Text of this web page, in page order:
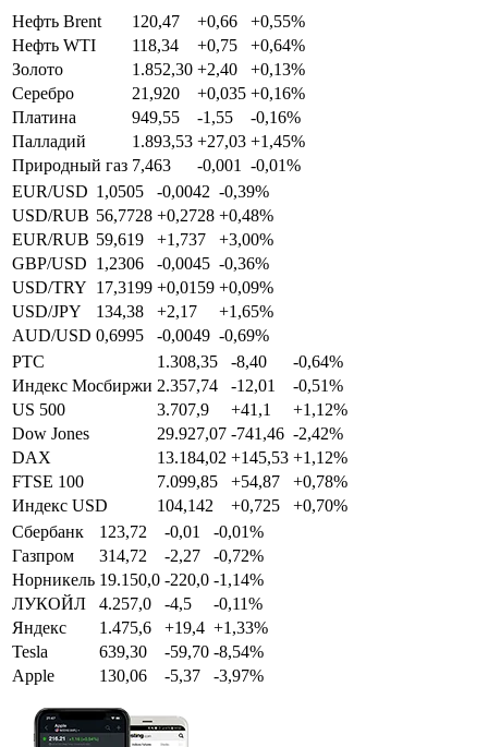
Нефть Brent 120,47 +0,66
+0,55%
Нефть WTI
118,34 +0,75
+0,64%
Золото
1.852,30 +2,40
+0,13%
Серебро
21,920 +0,035 +0,16%
Платина
949,55 -1,55
-0,16%
Палладий
1.893,53 +27,03 +1,45%
Природный газ 7,463 -0,001
-0,01%
EUR/USD 1,0505 -0,0042 -0,39%
USD/RUB 56,7728 +0,2728 +0,48%
EUR/RUB 59,619 +1,737
+3,00%
GBP/USD 1,2306 -0,0045 -0,36%
USD/TRY 17,3199 +0,0159 +0,09%
USD/JPY
134,38 +2,17
+1,65%
AUD/USD 0,6995 -0,0049 -0,69%
РТС
1.308,35 -8,40
-0,64%
Индекс Мосбиржи 2.357,74 -12,01
-0,51%
US 500
3.707,9 +41,1
+1,12%
Dow Jones
29.927,07 -741,46 -2,42%
DAX
13.184,02 +145,53 +1,12%
FTSE 100
7.099,85 +54,87
+0,78%
Индекс USD
104,142 +0,725
+0,70%
Сбербанк
123,72 -0,01
-0,01%
Газпром
314,72 -2,27
-0,72%
Норникель 19.150,0 -220,0 -1,14%
ЛУКОЙЛ
4.257,0 -4,5
-0,11%
Яндекс
1.475,6 +19,4 +1,33%
Tesla
639,30 -59,70 -8,54%
Apple
130,06 -5,37 -3,97%